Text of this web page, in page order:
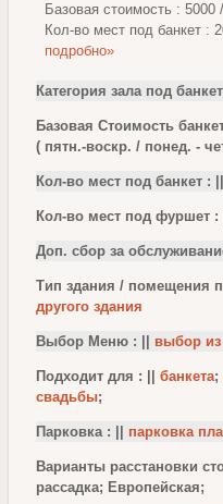
Базовая стоимость : 5000
Кол-во мест под банкет :
подробно»
Категория зала под
Базовая Стоимость
( пятн.-воскр. / понед. -
Кол-во мест под банкет : ||
Кол-во мест под фуршет :
Доп. сбор за
Тип здания / помещения
другого здания
Выбор Меню : || выбор
Подходит для : || банкета;
свадьбы;
Парковка : || парковка
Варианты расстановки
рассадка; Европейская;